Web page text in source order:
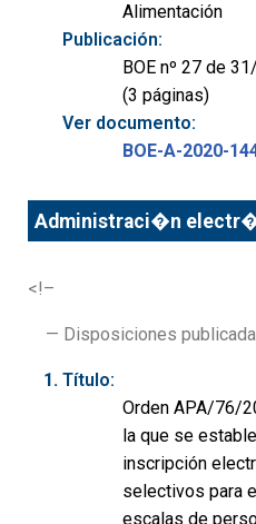
Alimentación
Publicación:
BOE nº 27 de
(3 páginas)
Ver documento:
BOE-A-2020-
Administraci�n
<!–
— Disposiciones
Título:
Orden APA/76/
la que se
inscripción
selectivos para
escalas de